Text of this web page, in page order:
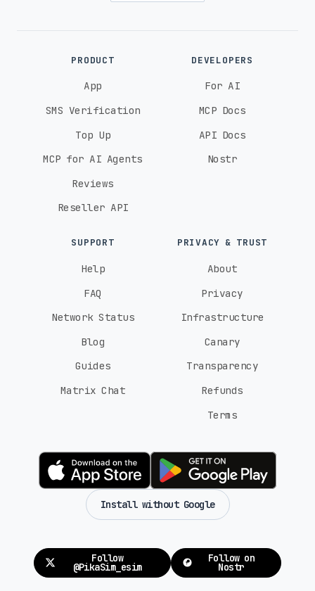
PRODUCT
App
SMS Verification
Top Up
MCP for AI Agents
Reviews
Reseller API
DEVELOPERS
For AI
MCP Docs
API Docs
Nostr
SUPPORT
Help
FAQ
Network Status
Blog
Guides
Matrix Chat
PRIVACY & TRUST
About
Privacy
Infrastructure
Canary
Transparency
Refunds
Terms
Install without Google
Follow
@PikaSim_esim
Follow on
Nostr